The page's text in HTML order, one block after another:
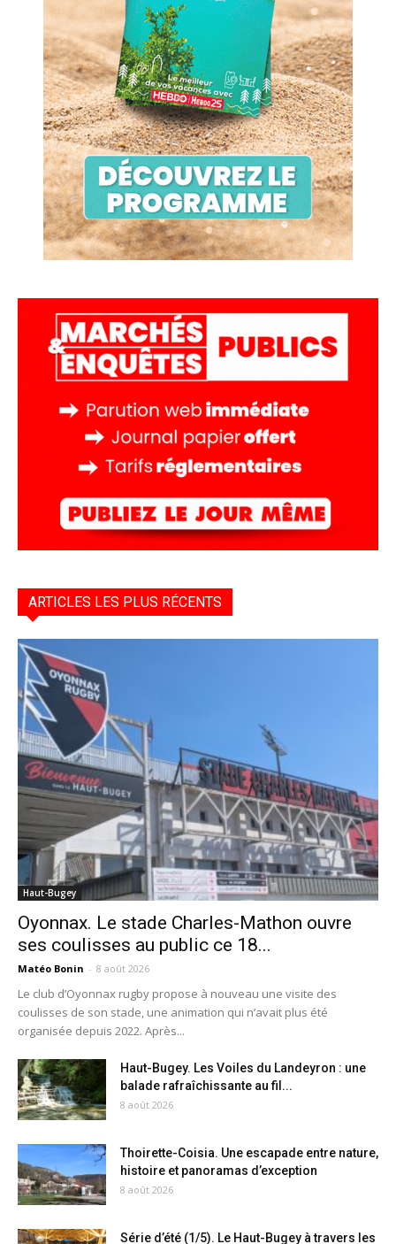
ARTICLES LES PLUS RÉCENTS
Haut-Bugey
Oyonnax. Le stade Charles-Mathon ouvre
ses coulisses au public ce 18...
Matéo Bonin - 8 août 2026
Le club d’Oyonnax rugby propose à nouveau une visite des
coulisses de son stade, une animation qui n’avait plus été
organisée depuis 2022. Après...
Haut-Bugey. Les Voiles du Landeyron : une
balade rafraîchissante au fil...
8 août 2026
Thoirette-Coisia. Une escapade entre nature,
histoire et panoramas d’exception
8 août 2026
Série d’été (1/5). Le Haut-Bugey à travers les